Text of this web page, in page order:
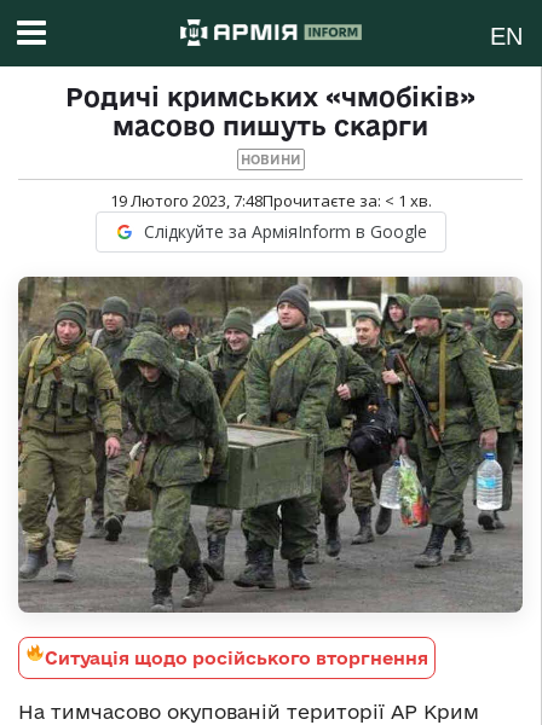
EN
Родичі кримських «чмобіків»
масово пишуть скарги
НОВИНИ
19 Лютого 2023, 7:48Прочитаєте за: < 1 хв.
Слідкуйте за АрміяInform в Google
Ситуація щодо російського вторгнення
На тимчасово окупованій території АР Крим